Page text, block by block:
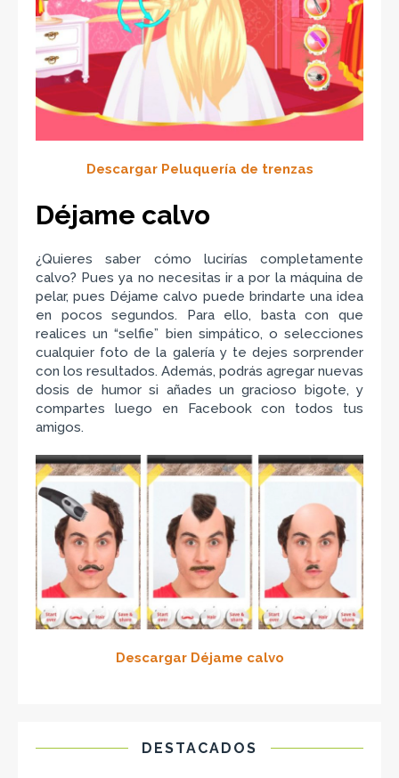
Descargar Peluquería de trenzas
Déjame calvo
¿Quieres saber cómo lucirías completamente
calvo? Pues ya no necesitas ir a por la máquina de
pelar, pues Déjame calvo puede brindarte una idea
en pocos segundos. Para ello, basta con que
realices un “selfie” bien simpático, o selecciones
cualquier foto de la galería y te dejes sorprender
con los resultados. Además, podrás agregar nuevas
dosis de humor si añades un gracioso bigote, y
compartes luego en Facebook con todos tus
amigos.
Descargar Déjame calvo
DESTACADOS